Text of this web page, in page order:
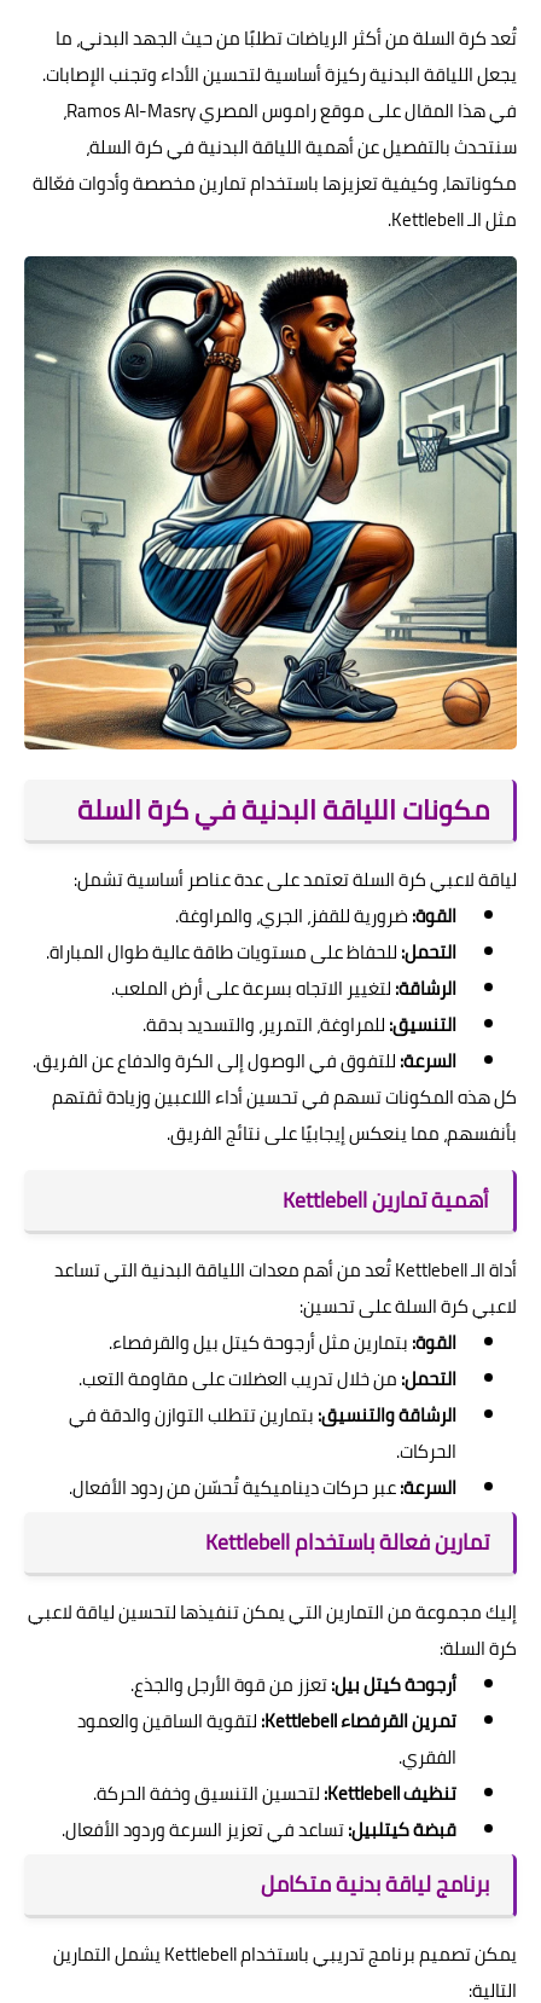
تُعد كرة السلة من أكثر الرياضات تطلبًا من حيث الجهد البدني، ما
يجعل اللياقة البدنية ركيزة أساسية لتحسين الأداء وتجنب الإصابات.
في هذا المقال على موقع راموس المصري Ramos Al-Masry،
سنتحدث بالتفصيل عن أهمية اللياقة البدنية في كرة السلة،
مكوناتها، وكيفية تعزيزها باستخدام تمارين مخصصة وأدوات فعّالة
مثل الـ Kettlebell.
مكونات اللياقة البدنية في كرة السلة
لياقة لاعبي كرة السلة تعتمد على عدة عناصر أساسية تشمل:
القوة:ضرورية للقفز، الجري، والمراوغة.
التحمل:للحفاظ على مستويات طاقة عالية طوال المباراة.
الرشاقة:لتغيير الاتجاه بسرعة على أرض الملعب.
التنسيق:للمراوغة، التمرير، والتسديد بدقة.
السرعة:للتفوق في الوصول إلى الكرة والدفاع عن الفريق.
كل هذه المكونات تسهم في تحسين أداء اللاعبين وزيادة ثقتهم
بأنفسهم، مما ينعكس إيجابيًا على نتائج الفريق.
أهمية تمارين Kettlebell
أداة الـ Kettlebell تُعد من أهم معدات اللياقة البدنية التي تساعد
لاعبي كرة السلة على تحسين:
القوة:بتمارين مثل أرجوحة كيتل بيل والقرفصاء.
التحمل:من خلال تدريب العضلات على مقاومة التعب.
الرشاقة والتنسيق:بتمارين تتطلب التوازن والدقة في
الحركات.
السرعة:عبر حركات ديناميكية تُحسّن من ردود الأفعال.
تمارين فعالة باستخدام Kettlebell
إليك مجموعة من التمارين التي يمكن تنفيذها لتحسين لياقة لاعبي
كرة السلة:
أرجوحة كيتل بيل:تعزز من قوة الأرجل والجذع.
تمرين القرفصاء Kettlebell:
لتقوية الساقين والعمود
الفقري.
تنظيف Kettlebell:
لتحسين التنسيق وخفة الحركة.
قبضة كيتلبيل:تساعد في تعزيز السرعة وردود الأفعال.
برنامج لياقة بدنية متكامل
يمكن تصميم برنامج تدريبي باستخدام Kettlebell يشمل التمارين
التالية: